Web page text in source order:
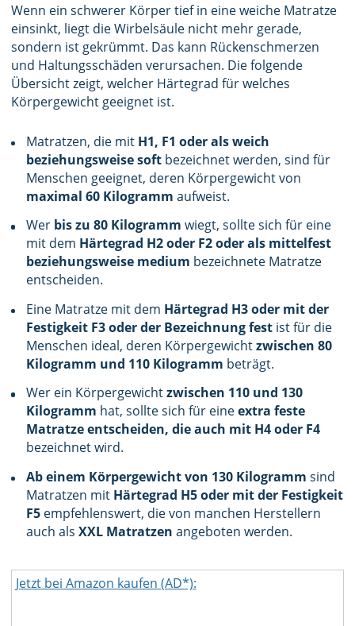
Wenn ein schwerer Körper tief in eine weiche Matratze
einsinkt, liegt die Wirbelsäule nicht mehr gerade,
sondern ist gekrümmt. Das kann Rückenschmerzen
und Haltungsschäden verursachen. Die folgende
Übersicht zeigt, welcher Härtegrad für welches
Körpergewicht geeignet ist.
Matratzen, die mit H1, F1 oder als weich
beziehungsweise soft bezeichnet werden, sind für
Menschen geeignet, deren Körpergewicht von
maximal 60 Kilogramm aufweist.
Wer bis zu 80 Kilogramm wiegt, sollte sich für eine
mit dem Härtegrad H2 oder F2 oder als mittelfest
beziehungsweise medium bezeichnete Matratze
entscheiden.
Eine Matratze mit dem Härtegrad H3 oder mit der
Festigkeit F3 oder der Bezeichnung fest ist für die
Menschen ideal, deren Körpergewichtzwischen 80
Kilogramm und 110 Kilogramm beträgt.
Wer ein Körpergewichtzwischen 110 und 130
Kilogramm hat, sollte sich für eineextra feste
Matratze entscheiden, die auch mit H4 oder F4
bezeichnet wird.
Ab einem Körpergewicht von 130 Kilogramm sind
Matratzen mit Härtegrad H5 oder mit der Festigkeit
F5 empfehlenswert, die von manchen Herstellern
auch alsXXL Matratzen angeboten werden.
Jetzt bei Amazon kaufen (AD*):